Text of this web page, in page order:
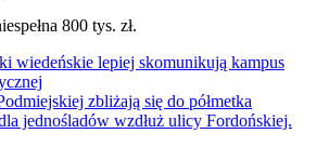
800 tys. zł.
wiedeńskie lepiej skomunikują kampus
zbliżają się do półmetka
jednośladów wzdłuż ulicy Fordońskiej.